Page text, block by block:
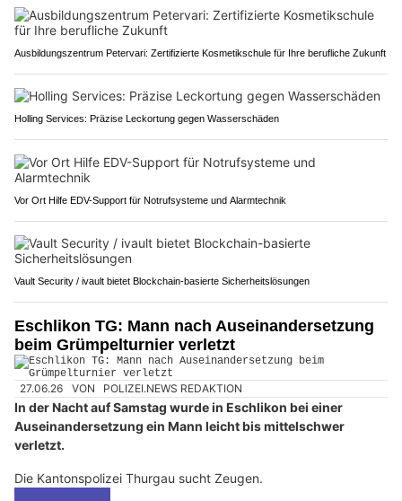
Ausbildungszentrum Petervari: Zertifizierte Kosmetikschule für Ihre berufliche Zukunft
Holling Services: Präzise Leckortung gegen Wasserschäden
Vor Ort Hilfe EDV-Support für Notrufsysteme und Alarmtechnik
Vault Security / ivault bietet Blockchain-basierte Sicherheitslösungen
Eschlikon TG: Mann nach Auseinandersetzung
beim Grümpelturnier verletzt
27.06.26 VON POLIZEI.NEWS REDAKTION
In der Nacht auf Samstag wurde in Eschlikon bei einer
Auseinandersetzung ein Mann leicht bis mittelschwer
verletzt.
Die Kantonspolizei Thurgau sucht Zeugen.